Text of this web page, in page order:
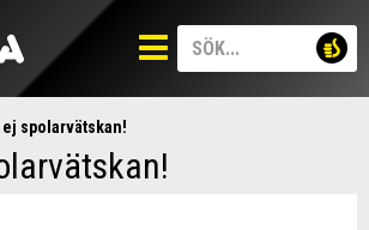
ej spolarvätskan!